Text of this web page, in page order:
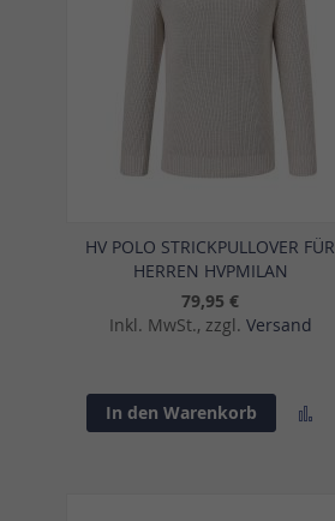
HV POLO STRICKPULLOVER FÜR
HERREN HVPMILAN
79,95 €
Inkl. MwSt., zzgl. Versand
In den Warenkorb